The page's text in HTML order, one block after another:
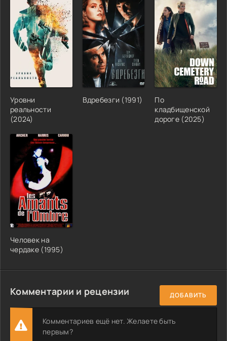
Уровни
реальности
(2024)
Вдребезги (1991)
По
кладбищенской
дороге (2025)
Человек на
чердаке (1995)
Комментарии и рецензии ДОБАВИТЬ
Комментариев ещё нет. Желаете быть
первым?